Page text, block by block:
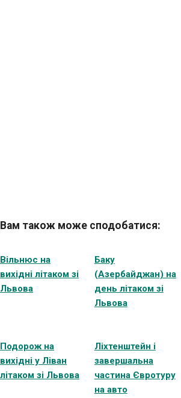
Вам також може сподобатися:
Вільнюс на
вихідні літаком зі
Львова
Баку
(Азербайджан) на
день літаком зі
Львова
Подорож на
вихідні у Ліван
літаком зі Львова
Ліхтенштейн і
завершальна
частина Євротуру
на авто